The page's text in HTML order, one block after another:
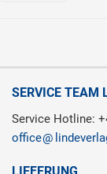
SERVICE TEAM
Service Hotline:
office
LIEFERUNG